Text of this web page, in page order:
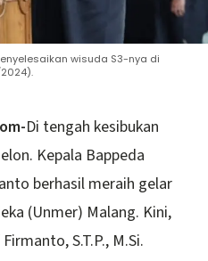
wisuda S3-nya di
Di tengah kesibukan
Kepala Bappeda
berhasil meraih gelar
(Unmer) Malang. Kini,
S.T.P., M.Si.